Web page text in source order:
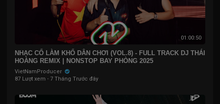
01:00:50
NHẠC CỔ LÀM KHỔ DÂN CHƠI (VOL.8) - FULL TRACK DJ THÁI
HOÀNG REMIX | NONSTOP BAY PHÒNG 2025
VietNamProducer
87 Lượt xem · 7 Tháng Trước đây